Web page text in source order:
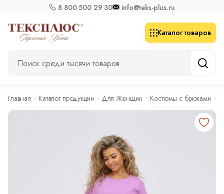
8 800 500 29 30 info@teks-plus.ru
Каталог товаров
Главная Каталог продукции Для Женщин Костюмы с брюками